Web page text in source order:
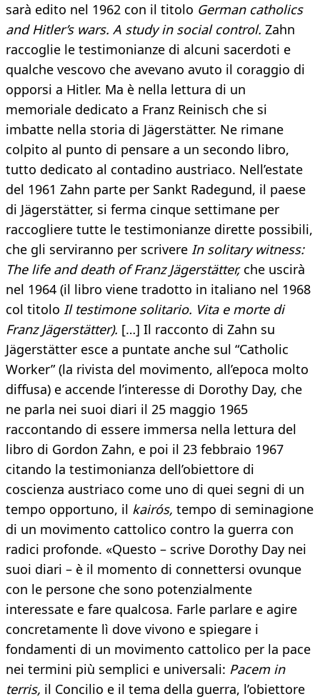
sarà edito nel 1962 con il titolo German catholics
and Hitler’s wars. A study in social control. Zahn
raccoglie le testimonianze di alcuni sacerdoti e
qualche vescovo che avevano avuto il coraggio di
opporsi a Hitler. Ma è nella lettura di un
memoriale dedicato a Franz Reinisch che si
imbatte nella storia di Jägerstätter. Ne rimane
colpito al punto di pensare a un secondo libro,
tutto dedicato al contadino austriaco. Nell’estate
del 1961 Zahn parte per Sankt Radegund, il paese
di Jägerstätter, si ferma cinque settimane per
raccogliere tutte le testimonianze dirette possibili,
che gli serviranno per scrivere In solitary witness:
The life and death of Franz Jägerstätter,che uscirà
nel 1964 (il libro viene tradotto in italiano nel 1968
col titolo Il testimone solitario. Vita e morte di
Franz Jägerstätter). […] Il racconto di Zahn su
Jägerstätter esce a puntate anche sul “Catholic
Worker” (la rivista del movimento, all’epoca molto
diffusa) e accende l’interesse di Dorothy Day, che
ne parla nei suoi diari il 25 maggio 1965
raccontando di essere immersa nella lettura del
libro di Gordon Zahn, e poi il 23 febbraio 1967
citando la testimonianza dell’obiettore di
coscienza austriaco come uno di quei segni di un
tempo opportuno, il kairós, tempo di seminagione
di un movimento cattolico contro la guerra con
radici profonde. «Questo – scrive Dorothy Day nei
suoi diari – è il momento di connettersi ovunque
con le persone che sono potenzialmente
interessate e fare qualcosa. Farle parlare e agire
concretamente lì dove vivono e spiegare i
fondamenti di un movimento cattolico per la pace
nei termini più semplici e universali: Pacem in
terris, il Concilio e il tema della guerra, l’obiettore